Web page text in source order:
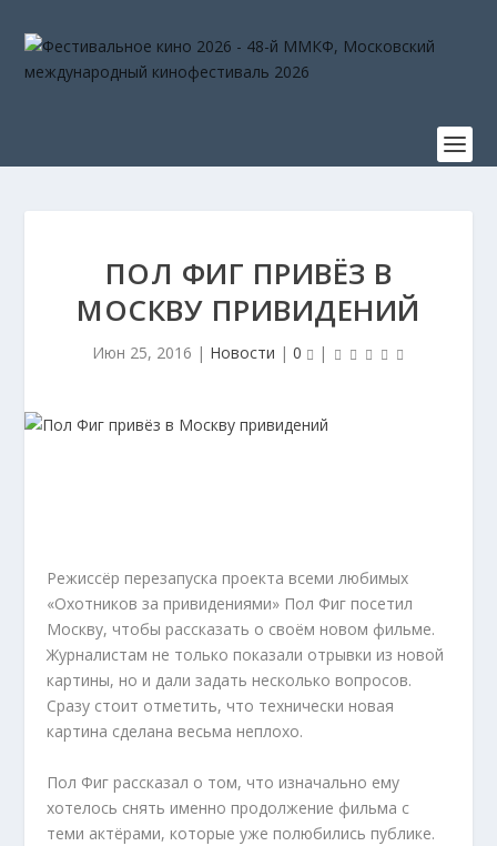
ПОЛ ФИГ ПРИВЁЗ В
МОСКВУ ПРИВИДЕНИЙ
Июн 25, 2016 | Новости | 0 |
Режиссёр перезапуска проекта всеми любимых
«Охотников за привидениями» Пол Фиг посетил
Москву, чтобы рассказать о своём новом фильме.
Журналистам не только показали отрывки из новой
картины, но и дали задать несколько вопросов.
Сразу стоит отметить, что технически новая
картина сделана весьма неплохо.
Пол Фиг рассказал о том, что изначально ему
хотелось снять именно продолжение фильма с
теми актёрами, которые уже полюбились публике.